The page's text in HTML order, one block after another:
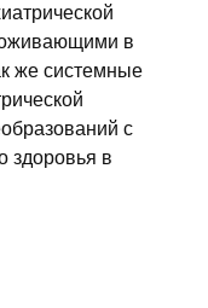
в
же системные
с
здоровья в